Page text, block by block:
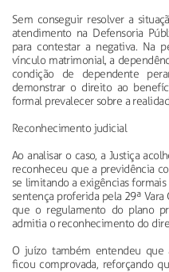
Sem conseguir resolver a
atendimento na Defensoria
para contestar a negativa. Na
vínculo matrimonial, a
condição de dependente
demonstrar o direito ao
formal prevalecer sobre a
Reconhecimento judicial
Ao analisar o caso, a Justiça
reconheceu que a previdência
se limitando a exigências
sentença proferida pela 29ª
que o regulamento do plano
admitia o reconhecimento do
O juízo também entendeu que
ficou comprovada, reforçando